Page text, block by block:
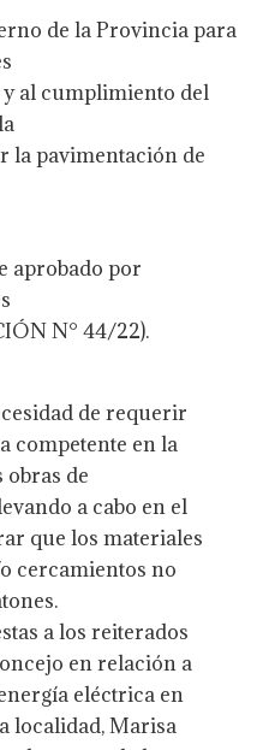
de la Provincia para
y al cumplimiento del
la pavimentación de
aprobado por
N° 44/22).
de requerir
competente en la
obras de
a cabo en el
que los materiales
cercamientos no
a los reiterados
en relación a
eléctrica en
localidad, Marisa